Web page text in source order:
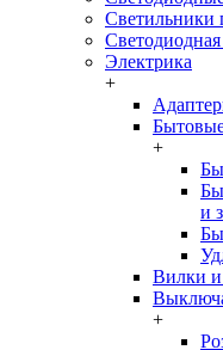
Электрика
+
+
и
Вилки и
+